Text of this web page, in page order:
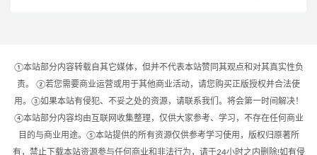
①本站部分内容转载自其它媒体，但并不代表本站赞同其观点和对其真实性负
责。 ②若您需要商业运营或用于其他商业活动，请您购买正版授权并合法使
用。③如果本站有侵犯、不妥之处的资源，请联系我们。将会第一时间解决！
④本站部分内容均由互联网收集整理，仅供大家参考、学习，不存在任何商业
目的与商业用途。⑤本站提供的所有资源仅供参考学习使用，版权归原著所
有，禁止下载本站资源参与任何商业和非法行为，请于24小时之内删除!如有侵